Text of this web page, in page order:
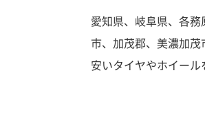
愛知県、岐阜県、各
市、加茂郡、美濃加茂
安いタイヤやホイール